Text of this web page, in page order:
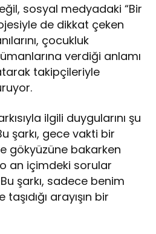
sosyal medyadaki “Bir
de dikkat çeken
çocukluk
verdiği anlamı
takipçileriyle
ilgili duygularını şu
şarkı, gece vakti bir
gökyüzüne bakarken
an içimdeki sorular
şarkı, sadece benim
arayışın bir